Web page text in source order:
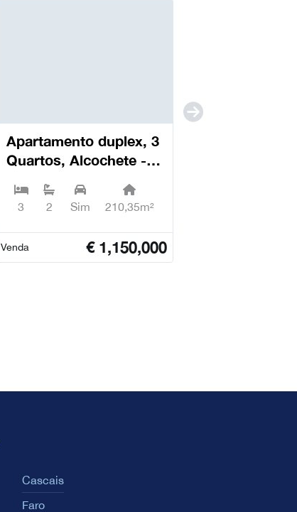
Apartamento duplex, 3
Quartos, Alcochete -
3 2 Sim 210,35m²
Venda € 1,150,000
Cascais
Faro